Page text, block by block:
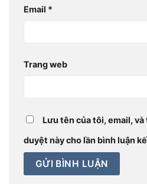
Email *
Trang web
Lưu tên của tôi, email,
duyệt này cho lần bình luận